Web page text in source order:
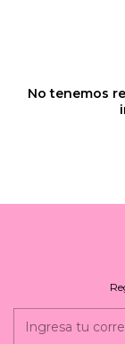
No tenemos